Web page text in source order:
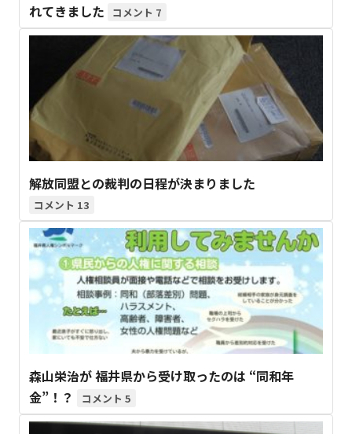
れてきました
7
解放同盟との裁判の日程が決まりました
13
森山栄治が 福井県から受け取ったのは “同和年
金”！？
5